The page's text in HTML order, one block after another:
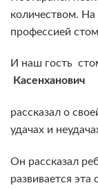
количеством. На
профессией
И наш гость
Касенханович
рассказал о
удачах и
Он рассказал
развивается эта